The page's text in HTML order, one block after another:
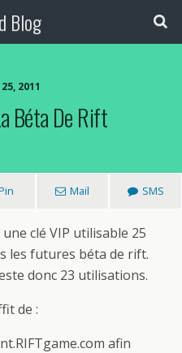
Blog
2011
Béta De Rift
Mail SMS
une clé VIP utilisable 25
les futures béta de rift.
donc 23 utilisations.
de :
afin